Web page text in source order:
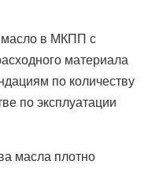
масло в МКПП с
материала
по количеству
по эксплуатации
масла плотно